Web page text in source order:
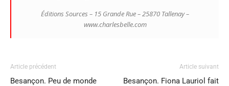
Éditions Sources – 15 Grande Rue – 25870 Tallenay –
www.charlesbelle.com
Article précédent
Besançon. Peu de monde
Article suivant
Besançon. Fiona Lauriol fait